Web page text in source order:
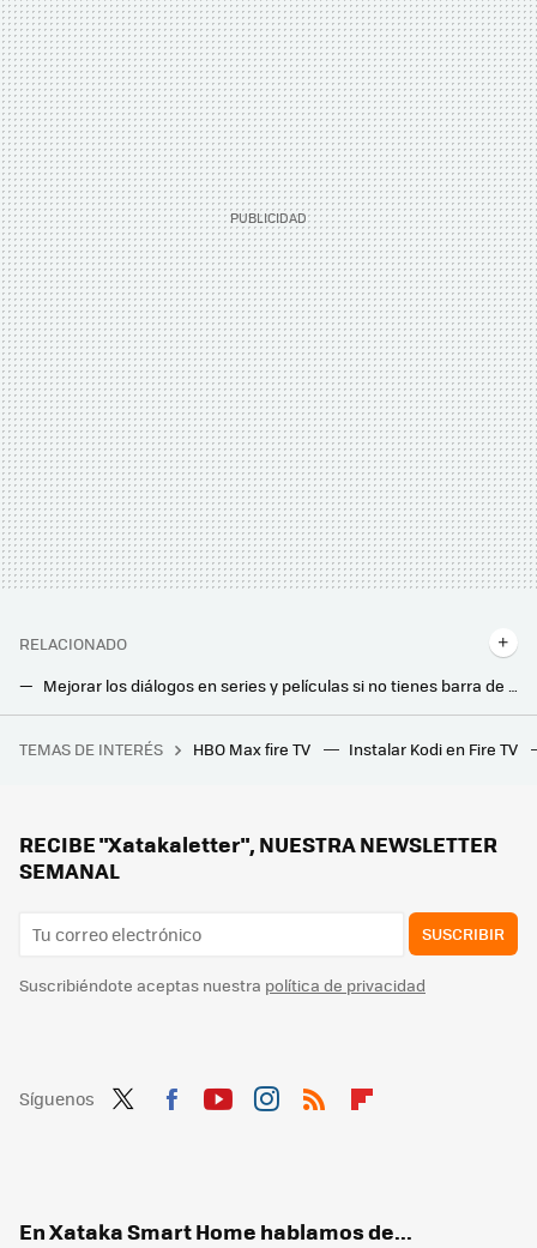
RELACIONADO
Mejorar los diálogos en series y películas si no tienes barra de sonido ni cine en casa: así puedes solucionarlo en la Smart TV
Se avecinan nuevos apagones para la TDT y yo no podría estar más tranquilo con mi Apple TV
TEMAS DE INTERÉS HBO Max fire TV Instalar Kodi en Fire TV
RECIBE "Xatakaletter", NUESTRA NEWSLETTER
SEMANAL
SUSCRIBIR
Suscribiéndote aceptas nuestra política de privacidad
Síguenos
En Xataka Smart Home hablamos de...